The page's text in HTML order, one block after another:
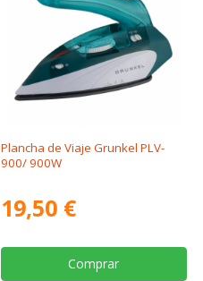
Plancha de Viaje Grunkel PLV-
900/ 900W
19,50 €
Comprar